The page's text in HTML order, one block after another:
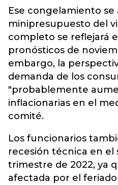
Ese congelamiento se
minipresupuesto del
completo se reflejará
pronósticos de
embargo, la
demanda de los
"probablemente
inflacionarias en el
comité.
Los funcionarios
recesión técnica en
trimestre de 2022, ya
afectada por el